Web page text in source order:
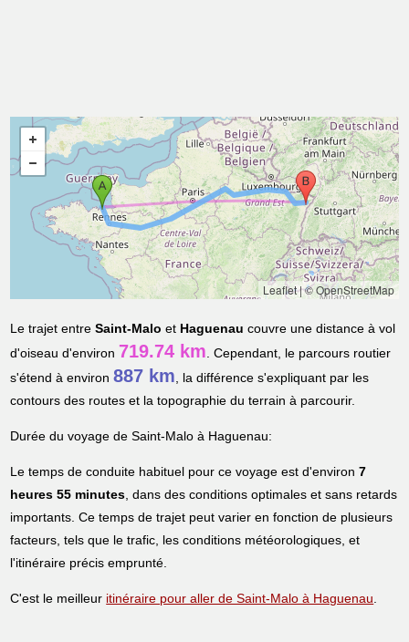
Leaflet|© OpenStreetMap
Le trajet entreSaint-Malo et Haguenau couvre une distance à vol
d'oiseau d'environ 719.74 km. Cependant, le parcours routier
s'étend à environ887 km, la différence s'expliquant par les
contours des routes et la topographie du terrain à parcourir.
Durée du voyage de Saint-Malo à Haguenau:
Le temps de conduite habituel pour ce voyage est d'environ7
heures 55 minutes, dans des conditions optimales et sans retards
importants. Ce temps de trajet peut varier en fonction de plusieurs
facteurs, tels que le trafic, les conditions météorologiques, et
l'itinéraire précis emprunté.
C'est le meilleur itinéraire pour aller de Saint-Malo à Haguenau.